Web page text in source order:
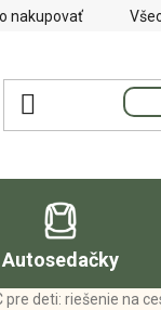
nakupovať
Autosedačky
pre deti: riešenie na